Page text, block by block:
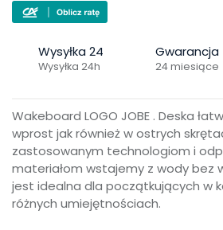
Wysyłka 24
Wysyłka 24h
Gwarancja
24 miesiące
Wakeboard LOGO JOBE . Deska
wprost jak również w ostrych
zastosowanym technologiom i
materiałom wstajemy z wody bez
jest idealna dla początkujących w
różnych umiejętnościach.